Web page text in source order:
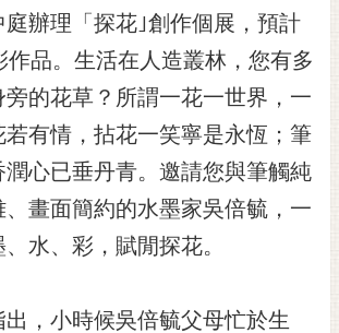
辦理「探花｣創作個展，預計
作品。生活在人造叢林，您有多
旁的花草？所謂一花一世界，一
有情，拈花一笑寧是永恆；筆
心已垂丹青。邀請您與筆觸純
畫面簡約的水墨家吳倍毓，一
水、彩，賦閒探花。
小時候吳倍毓父母忙於生